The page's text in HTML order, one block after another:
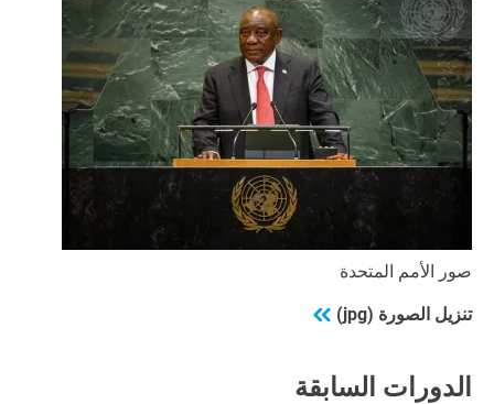
صور الأمم المتحدة
تنزيل الصورة (jpg)
الدورات السابقة